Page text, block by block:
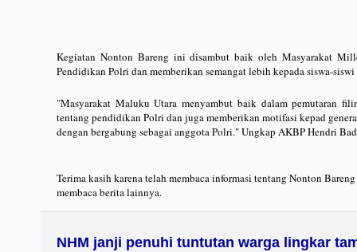
Kegiatan Nonton Bareng ini disambut baik oleh Masyarakat
Pendidikan Polri dan memberikan semangat lebih kepada siswa-
"Masyarakat Maluku Utara menyambut baik dalam pemutaran
tentang pendidikan Polri dan juga memberikan motifasi kepad
dengan bergabung sebagai anggota Polri." Ungkap AKBP Hendri
Terima kasih karena telah membaca informasi tentang Nonton
membaca berita lainnya.
NHM janji penuhi tuntutan warga lingkar